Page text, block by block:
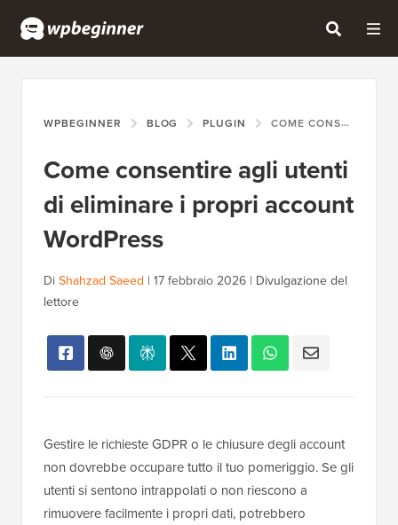
WPBEGINNER BLOG PLUGIN COME CONSENTIRE AGLI UTENTI DI ELIMINARE I PROPRI ACCOUNT WORDPRESS
Come consentire agli utenti
di eliminare i propri account
WordPress
DiShahzad Saeed | 17 febbraio 2026 | Divulgazione del
lettore
Gestire le richieste GDPR o le chiusure degli account
non dovrebbe occupare tutto il tuo pomeriggio. Se gli
utenti si sentono intrappolati o non riescono a
rimuovere facilmente i propri dati, potrebbero